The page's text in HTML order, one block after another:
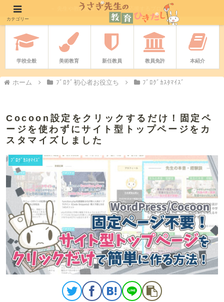
－ 先生や教職志望者をやさしく応援するブログ －
学校全般 美術教育 新任教員 教員免許 本紹介
ホーム ﾌﾞﾛｸﾞ初心者お役立ち ﾌﾞﾛｸﾞｶｽﾀﾏｲｽﾞ
Cocoon設定をクリックするだけ！固定ペ
ージを使わずにサイト型トップページをカ
スタマイズしました
ﾌﾞﾛｸﾞｶｽﾀﾏｲｽﾞ
カテゴリー